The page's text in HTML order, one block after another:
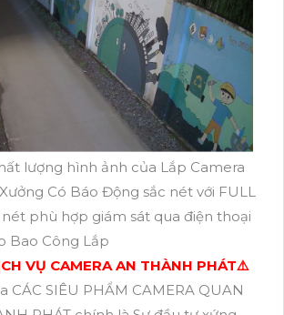
lượng hình ảnh của Lắp Camera
Có Báo Động sắc nét với FULL
nét phù hợp giám sát qua điện thoại
Bao Công Lắp
VỤ CAMERA AN THÀNH PHÁT⚠️
CÁC SIÊU PHẨM CAMERA QUAN